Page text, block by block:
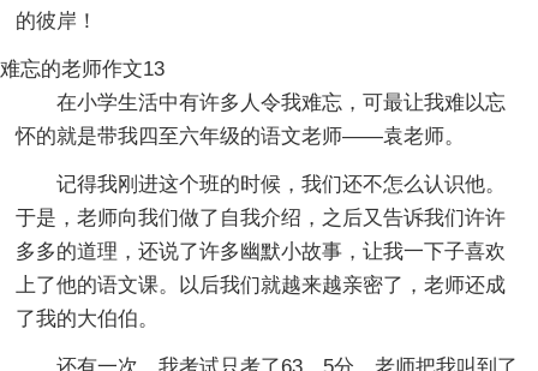
的彼岸！
难忘的老师作文13
在小学生活中有许多人令我难忘，可最让我难以忘
怀的就是带我四至六年级的语文老师——袁老师。
记得我刚进这个班的时候，我们还不怎么认识他。
于是，老师向我们做了自我介绍，之后又告诉我们许许
多多的道理，还说了许多幽默小故事，让我一下子喜欢
上了他的语文课。以后我们就越来越亲密了，老师还成
了我的大伯伯。